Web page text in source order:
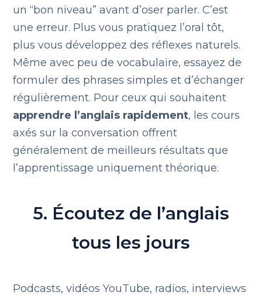
un “bon niveau” avant d’oser parler. C’est
une erreur. Plus vous pratiquez l’oral tôt,
plus vous développez des réflexes naturels.
Même avec peu de vocabulaire, essayez de
formuler des phrases simples et d’échanger
régulièrement. Pour ceux qui souhaitent
apprendre l’anglais rapidement, les cours
axés sur la conversation offrent
généralement de meilleurs résultats que
l’apprentissage uniquement théorique.
5. Écoutez de l’anglais
tous les jours
Podcasts, vidéos YouTube, radios, interviews